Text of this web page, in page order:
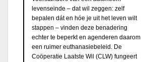
levenseinde – dat wil zeggen: zelf
bepalen dát en hóe je uit het leven wilt
stappen – vinden deze benadering
echter te beperkt en agenderen daarom
een ruimer euthanasiebeleid. De
Coöperatie Laatste Wil (CLW) fungeert